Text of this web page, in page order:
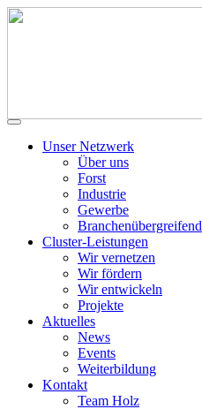
Unser Netzwerk
Über uns
Forst
Industrie
Gewerbe
Branchenübergreifend
Cluster-Leistungen
Wir vernetzen
Wir fördern
Wir entwickeln
Projekte
Aktuelles
News
Events
Weiterbildung
Kontakt
Team Holz